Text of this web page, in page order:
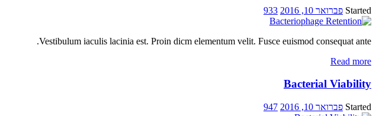
Started פברואר 10, 2016 933
Vestibulum iaculis lacinia est. Proin dicm elementum velit. Fusce euismod consequat ante.
Read more
Bacterial Viability
Started פברואר 10, 2016 947